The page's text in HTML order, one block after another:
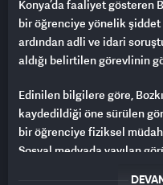
Konya’da faaliyet gösteren
bir öğrenciye yönelik şiddet
ardından adli ve idari
aldığı belirtilen görevlinin
Edinilen bilgilere göre,
kaydedildiği öne sürülen
bir öğrenciye fiziksel
Sosyal medyada yayılan